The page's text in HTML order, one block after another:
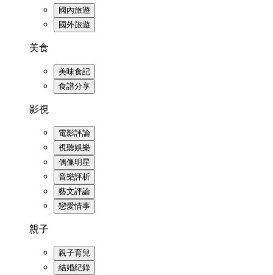
國內旅遊
國外旅遊
美食
美味食記
食譜分享
影視
電影評論
視聽娛樂
偶像明星
音樂評析
藝文評論
戀愛情事
親子
親子育兒
結婚紀錄